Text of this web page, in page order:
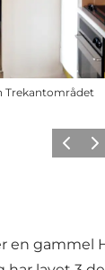
Trekantområdet
Forrige
en gammel